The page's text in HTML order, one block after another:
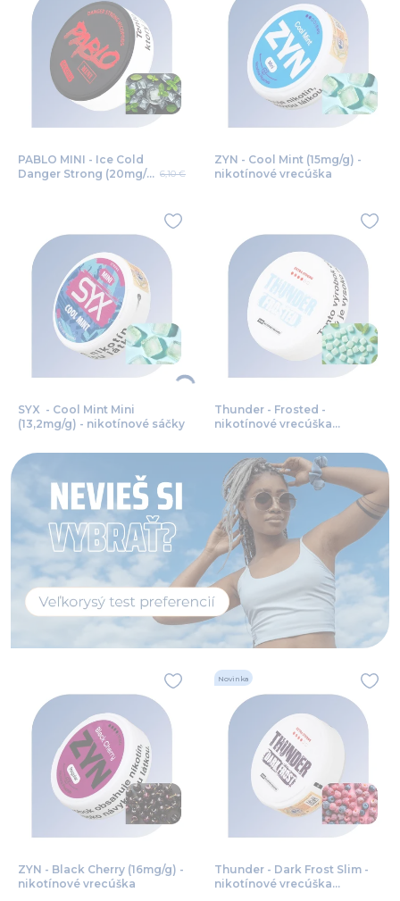
PABLO MINI - Ice Cold
Danger Strong (20mg/g) 6,10 €
ZYN - Cool Mint (15mg/g) -
nikotínové vrecúška
SYX - Cool Mint Mini
(13,2mg/g) - nikotínové sáčky
Thunder - Frosted -
nikotínové vrecúška
ZYN - Black Cherry (16mg/g) -
nikotínové vrecúška
Novinka
Thunder - Dark Frost Slim -
nikotínové vrecúška